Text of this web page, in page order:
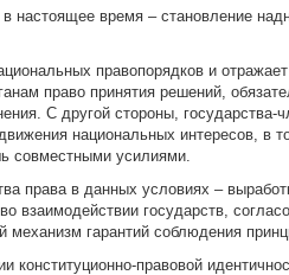
настоящее время – становление
правопорядков и
право принятия решений,
С другой стороны,
национальных интересов, в
совместными усилиями.
права в данных условиях –
взаимодействии государств,
гарантий соблюдения
конституционно-правовой